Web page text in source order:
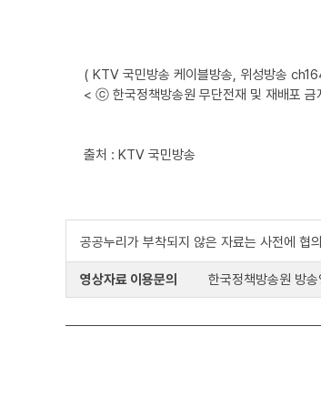
( KTV 국민방송 케이블방송, 위성방송
< ⓒ 한국정책방송원 무단전재 및 재배포 금
출처 : KTV 국민방송
공공누리가 부착되지 않은 자료는 사전에 협
영상자료 이용문의 한국정책방송원